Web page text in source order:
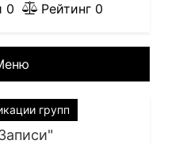
0 Рейтинг 0
групп